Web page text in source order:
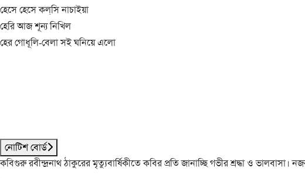
হেসে হেসে কল্‌সি নাচাইয়া
হেরি আজ শূন্য নিখিল
হের গোধূলি-বেলা সই ঘনিয়ে এলো
নোটিশ বোর্ড
কবিগুরু রবীন্দ্রনাথ ঠাকুরের মৃত্যুবার্ষিকীতে কবির প্রতি জানাচ্ছি গভীর শ্রদ্ধা ও